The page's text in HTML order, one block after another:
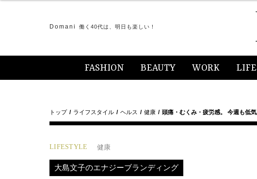
Domani 働く40代は、明日も楽しい！
FASHION BEAUTY WORK
トップ ライフスタイル ヘルス 健康 頭痛・むくみ・疲労感。 今週も低
LIFESTYLE 健康
大島文子のエナジーブランディング